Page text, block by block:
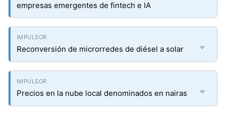
empresas emergentes de fintech e IA
Reconversión de microrredes de diésel a solar
Precios en la nube local denominados en nairas